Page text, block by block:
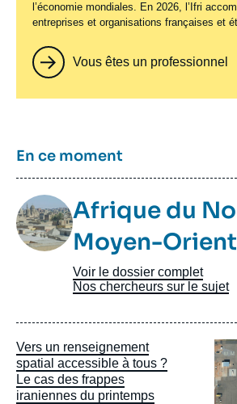
l’économie mondiales. En 2026, l’Ifri
entreprises et organisations françaises et
Vous êtes un professionnel
Titre
En ce moment
Image
TaxonomieAfrique du
Moyen-Orient
Voir le dossier complet
Nos chercheurs sur le sujet
Vers un renseignement
spatial accessible à tous ?
Le cas des frappes
iraniennes du printemps